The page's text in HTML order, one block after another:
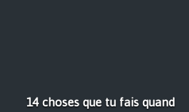
14 choses que tu fais quand